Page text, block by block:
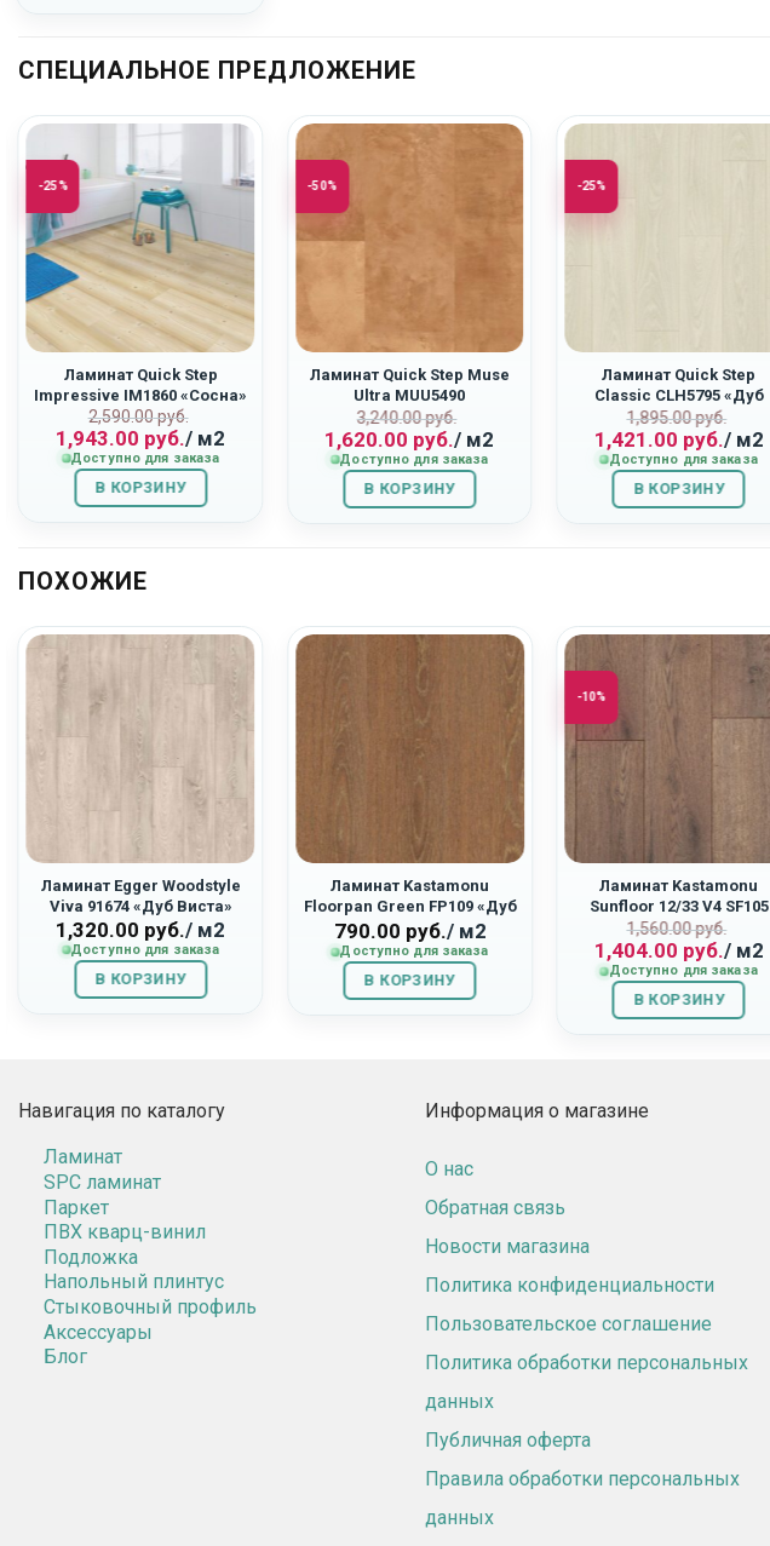
СПЕЦИАЛЬНОЕ ПРЕДЛОЖЕНИЕ
-25%
Ламинат Quick Step
Impressive IM1860 «Сосна»
2,590.00руб.
Первоначальная
цена
составляла
2,590.00
руб..
1,943.00 руб.
Текущая
цена:
1,943.00
руб..
/ м2
Доступно для заказа
В КОРЗИНУ
-50%
Ламинат Quick Step Muse
Ultra MUU5490
«Терракота»
3,240.00руб.
Первоначальная
цена
составляла
3,240.00
руб..
1,620.00 руб.
Текущая
цена:
1,620.00
руб..
/ м2
Доступно для заказа
В КОРЗИНУ
-25%
Ламинат Quick Step
Classic CLH5795 «Дуб
Туманный Серый»
1,895.00руб.
цена
1,895.00
руб..
1,421.00 руб.
Текущая
цена:
1,421.00
руб..
/ м2
Доступно для заказа
В КОРЗИНУ
ПОХОЖИЕ
Ламинат Egger Woodstyle
Viva 91674 «Дуб Виста»
1,320.00 руб./ м2
Доступно для заказа
В КОРЗИНУ
Ламинат Kastamonu
Floorpan Green FP109 «Дуб
Болонья»
790.00 руб./ м2
Доступно для заказа
В КОРЗИНУ
-10%
Ламинат Kastamonu
Sunfloor 12/33 V4 SF105
«Дуб Альгамбра»
1,560.00руб.
цена
1,560.00
руб..
1,404.00 руб.
Текущая
цена:
1,404.00
руб..
/ м2
Доступно для заказа
В КОРЗИНУ
Навигация по каталогу
Ламинат
SPC ламинат
Паркет
ПВХ кварц-винил
Подложка
Напольный плинтус
Стыковочный профиль
Аксессуары
Блог
Информация о магазине
О нас
Обратная связь
Новости магазина
Политика конфиденциальности
Пользовательское соглашение
Политика обработки персональных
данных
Публичная оферта
Правила обработки персональных
данных